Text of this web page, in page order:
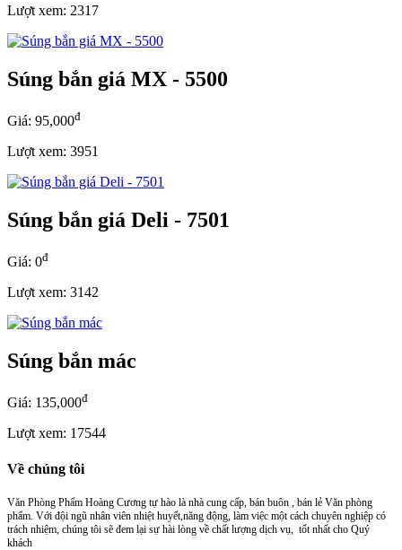
Lượt xem: 2317
Súng bắn giá MX - 5500
Giá: 95,000đ
Lượt xem: 3951
Súng bắn giá Deli - 7501
Giá: 0đ
Lượt xem: 3142
Súng bắn mác
Giá: 135,000đ
Lượt xem: 17544
Về chúng tôi
Văn Phòng Phẩm Hoàng Cương tự hào là nhà cung cấp, bán buôn , bán lẻ Văn phòng
phẩm. Với đội ngũ nhân viên nhiệt huyết,năng động, làm việc một cách chuyên nghiệp có
trách nhiệm, chúng tôi sẽ đem lại sự hài lòng về chất lượng dịch vụ, tốt nhất cho Quý
khách